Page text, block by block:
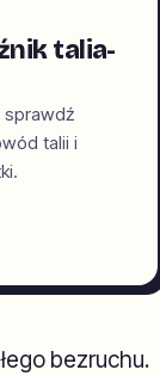
talia-
sprawdź
talii i
bezruchu.